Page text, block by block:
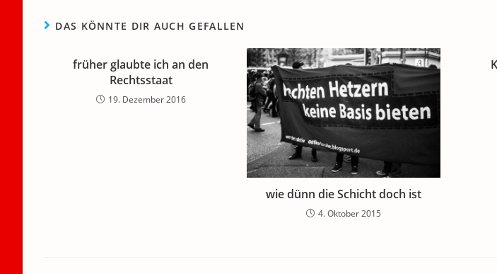
DAS KÖNNTE DIR AUCH GEFALLEN
früher glaubte ich an den
Rechtsstaat
19. Dezember 2016
wie dünn die Schicht doch ist
4. Oktober 2015